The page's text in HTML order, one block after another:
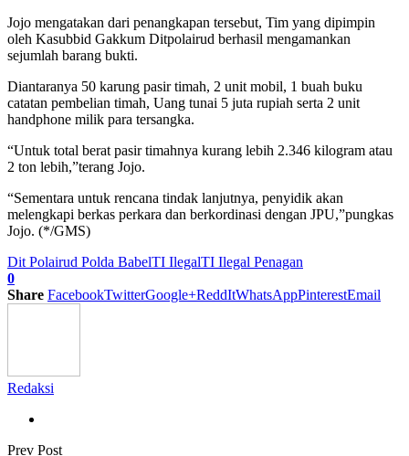
Jojo mengatakan dari penangkapan tersebut, Tim yang dipimpin
oleh Kasubbid Gakkum Ditpolairud berhasil mengamankan
sejumlah barang bukti.
Diantaranya 50 karung pasir timah, 2 unit mobil, 1 buah buku
catatan pembelian timah, Uang tunai 5 juta rupiah serta 2 unit
handphone milik para tersangka.
“Untuk total berat pasir timahnya kurang lebih 2.346 kilogram atau
2 ton lebih,”terang Jojo.
“Sementara untuk rencana tindak lanjutnya, penyidik akan
melengkapi berkas perkara dan berkordinasi dengan JPU,”pungkas
Jojo. (*/GMS)
Dit Polairud Polda BabelTI IlegalTI Ilegal Penagan
0
Share FacebookTwitterGoogle+ReddItWhatsAppPinterestEmail
Redaksi
Prev Post